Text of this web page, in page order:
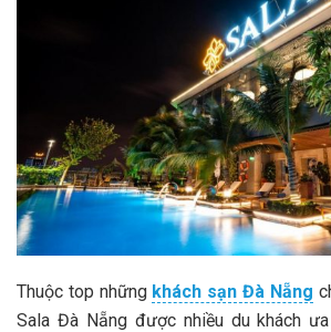
Thuộc top những khách sạn Đà Nẵng
Sala Đà Nẵng được nhiều du khách